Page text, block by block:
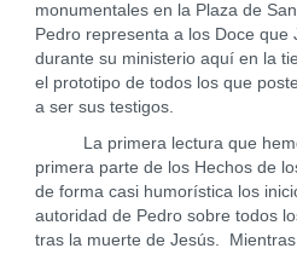
monumentales en la Plaza de
Pedro representa a los Doce
durante su ministerio aquí en la
el prototipo de todos los que
a ser sus testigos.
La primera lectura que
primera parte de los Hechos de
de forma casi humorística los
autoridad de Pedro sobre todos
tras la muerte de Jesús.